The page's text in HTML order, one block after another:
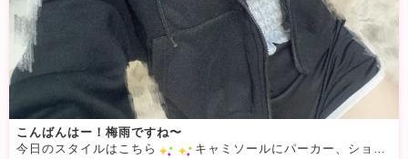
こんばんはー！梅雨ですね〜
今日のスタイルはこちら
️キャミソールにパーカー、ショートパンツを合わせて、完全に部屋着です